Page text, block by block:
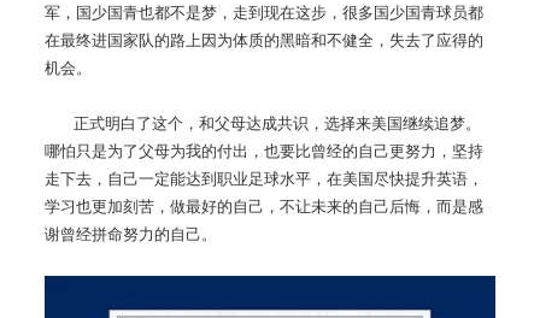
军，国少国青也都不是梦，走到现在这步，很多国少国青球员都
在最终进国家队的路上因为体质的黑暗和不健全，失去了应得的
机会。
正式明白了这个，和父母达成共识，选择来美国继续追梦。
哪怕只是为了父母为我的付出，也要比曾经的自己更努力，坚持
走下去，自己一定能达到职业足球水平，在美国尽快提升英语，
学习也更加刻苦，做最好的自己，不让未来的自己后悔，而是感
谢曾经拼命努力的自己。